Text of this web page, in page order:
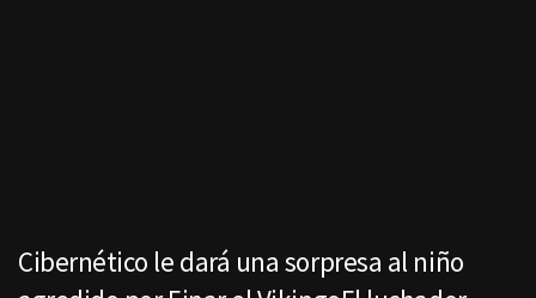
Cibernético le dará una sorpresa al niño